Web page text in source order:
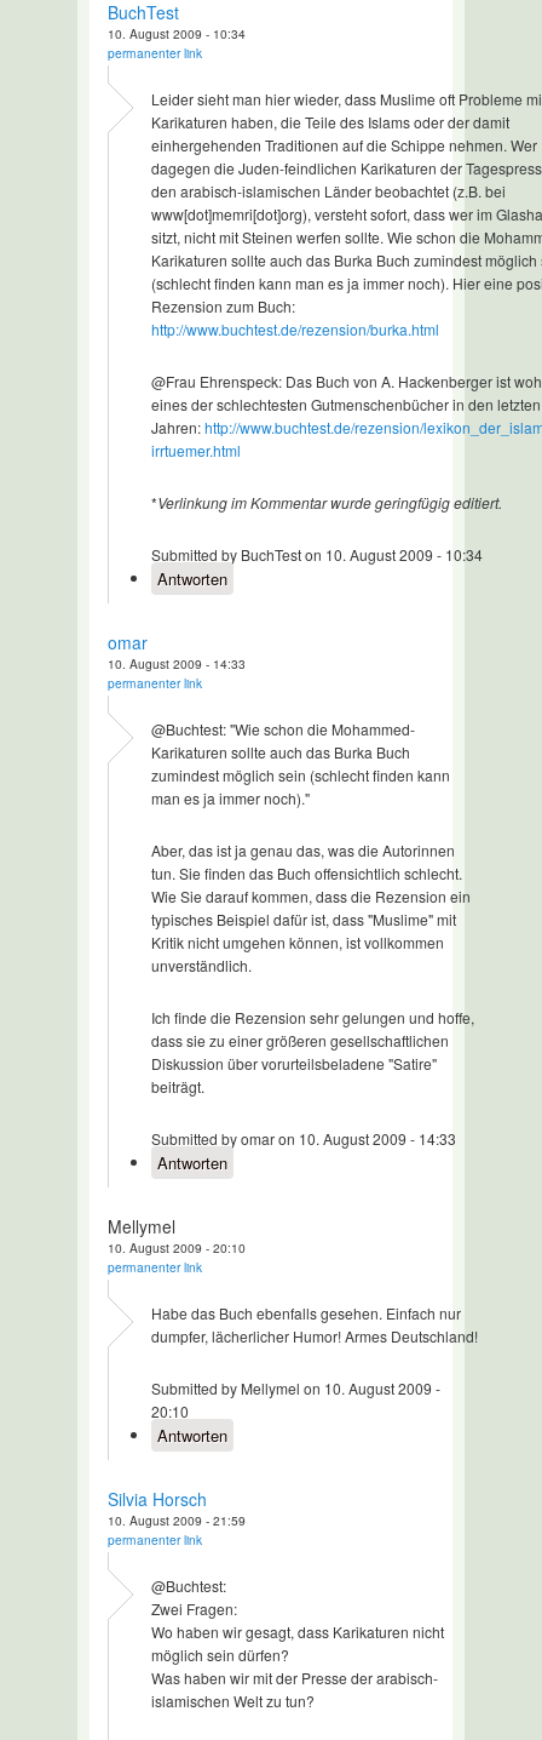
BuchTest
10. August 2009 - 10:34
permanenter link
Leider sieht man hier wieder, dass Muslime oft Probleme
Karikaturen haben, die Teile des Islams oder der damit
einhergehenden Traditionen auf die Schippe nehmen. Wer
dagegen die Juden-feindlichen Karikaturen der
den arabisch-islamischen Länder beobachtet (z.B. bei
www[dot]memri[dot]org), versteht sofort, dass wer im
sitzt, nicht mit Steinen werfen sollte. Wie schon die
Karikaturen sollte auch das Burka Buch zumindest möglich
(schlecht finden kann man es ja immer noch). Hier eine
Rezension zum Buch:
http://www.buchtest.de/rezension/burka.html
@Frau Ehrenspeck: Das Buch von A. Hackenberger ist
eines der schlechtesten Gutmenschenbücher in den letzten
Jahren:http://www.buchtest.de/rezension/
irrtuemer.html
*Verlinkung im Kommentar wurde geringfügig editiert.
Submitted by BuchTest on 10. August 2009 - 10:34
Antworten
omar
10. August 2009 - 14:33
permanenter link
@Buchtest: "Wie schon die Mohammed-
Karikaturen sollte auch das Burka Buch
zumindest möglich sein (schlecht finden kann
man es ja immer noch)."
Aber, das ist ja genau das, was die Autorinnen
tun. Sie finden das Buch offensichtlich schlecht.
Wie Sie darauf kommen, dass die Rezension ein
typisches Beispiel dafür ist, dass "Muslime" mit
Kritik nicht umgehen können, ist vollkommen
unverständlich.
Ich finde die Rezension sehr gelungen und hoffe,
dass sie zu einer größeren gesellschaftlichen
Diskussion über vorurteilsbeladene "Satire"
beiträgt.
Submitted by omar on 10. August 2009 - 14:33
Antworten
Mellymel
10. August 2009 - 20:10
permanenter link
Habe das Buch ebenfalls gesehen. Einfach nur
dumpfer, lächerlicher Humor! Armes Deutschland!
Submitted by Mellymel on 10. August 2009 -
20:10
Antworten
Silvia Horsch
10. August 2009 - 21:59
permanenter link
@Buchtest:
Zwei Fragen:
Wo haben wir gesagt, dass Karikaturen nicht
möglich sein dürfen?
Was haben wir mit der Presse der arabisch-
islamischen Welt zu tun?